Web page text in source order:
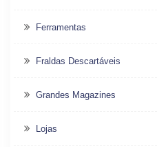
Ferramentas
Fraldas Descartáveis
Grandes Magazines
Lojas